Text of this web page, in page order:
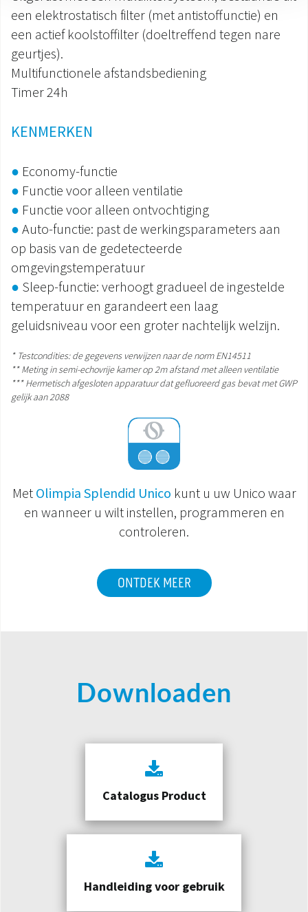
een elektrostatisch filter (met antistoffunctie) en
een actief koolstoffilter (doeltreffend tegen nare
geurtjes).
Multifunctionele afstandsbediening
Timer 24h
KENMERKEN
● Economy-functie
● Functie voor alleen ventilatie
● Functie voor alleen ontvochtiging
● Auto-functie: past de werkingsparameters aan
op basis van de gedetecteerde
omgevingstemperatuur
● Sleep-functie: verhoogt gradueel de ingestelde
temperatuur en garandeert een laag
geluidsniveau voor een groter nachtelijk welzijn.
* Testcondities: de gegevens verwijzen naar de norm EN14511
** Meting in semi-echovrije kamer op 2m afstand met alleen ventilatie
*** Hermetisch afgesloten apparatuur dat gefluoreerd gas bevat met GWP
gelijk aan 2088
Met Olimpia Splendid Unico kunt u uw Unico waar
en wanneer u wilt instellen, programmeren en
controleren.
ONTDEK MEER
Downloaden
Catalogus Product
Handleiding voor gebruik